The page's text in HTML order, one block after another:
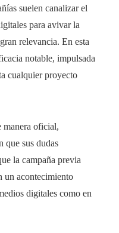
suelen canalizar el
para avivar la
relevancia. En esta
notable, impulsada
cualquier proyecto
manera oficial,
que sus dudas
la campaña previa
un acontecimiento
digitales como en